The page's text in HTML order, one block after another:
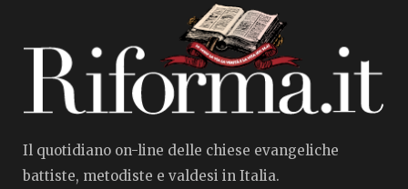
Il quotidiano on-line delle chiese evangeliche
battiste, metodiste e valdesi in Italia.